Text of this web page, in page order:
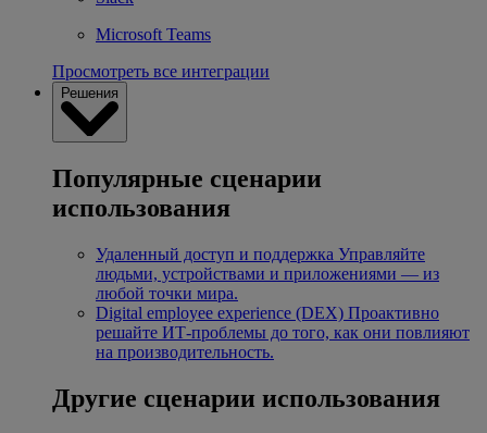
Microsoft Teams
Просмотреть все интеграции
Решения
Популярные сценарии
использования
Удаленный доступ и поддержка Управляйте
людьми, устройствами и приложениями — из
любой точки мира.
Digital employee experience (DEX) Проактивно
решайте ИТ-проблемы до того, как они повлияют
на производительность.
Другие сценарии использования